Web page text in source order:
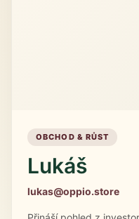
OBCHOD & RŮST
Lukáš
lukas@oppio.store